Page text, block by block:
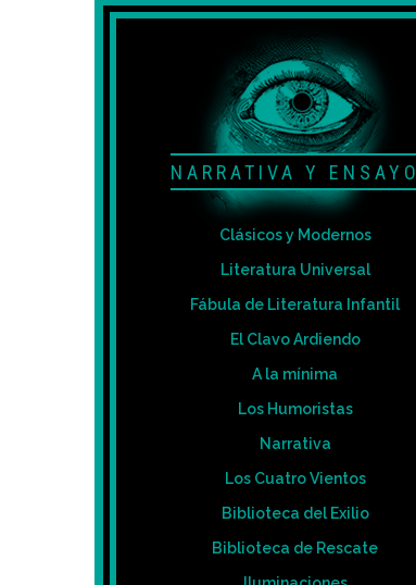
NARRATIVA Y ENSAYO
Clásicos y Modernos
Literatura Universal
Fábula de Literatura Infantil
El Clavo Ardiendo
A la mínima
Los Humoristas
Narrativa
Los Cuatro Vientos
Biblioteca del Exilio
Biblioteca de Rescate